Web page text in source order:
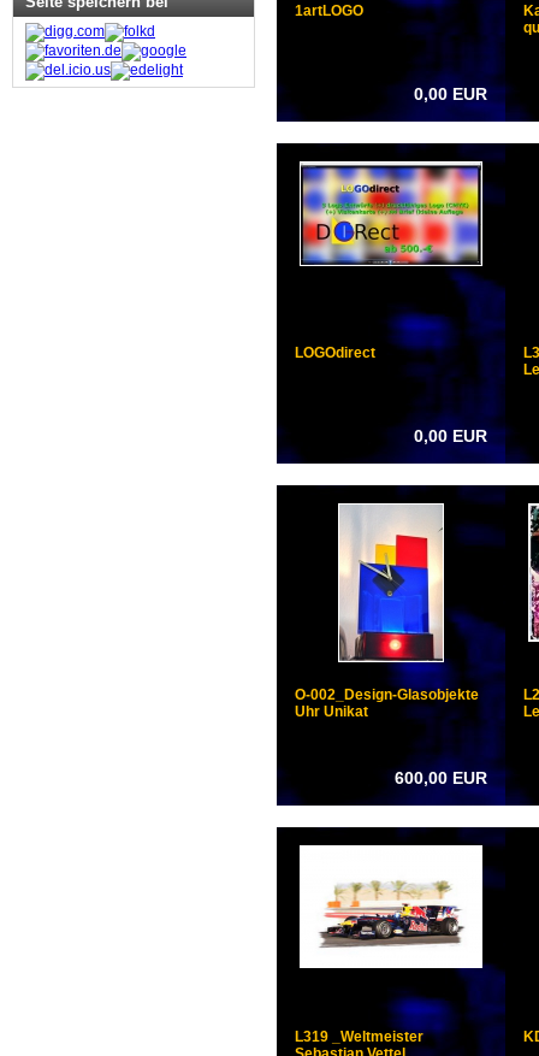
1artLOGO
0,00 EUR
LOGOdirect
0,00 EUR
O-002_Design-Glasobjekte
Uhr Unikat
600,00 EUR
L319 _Weltmeister